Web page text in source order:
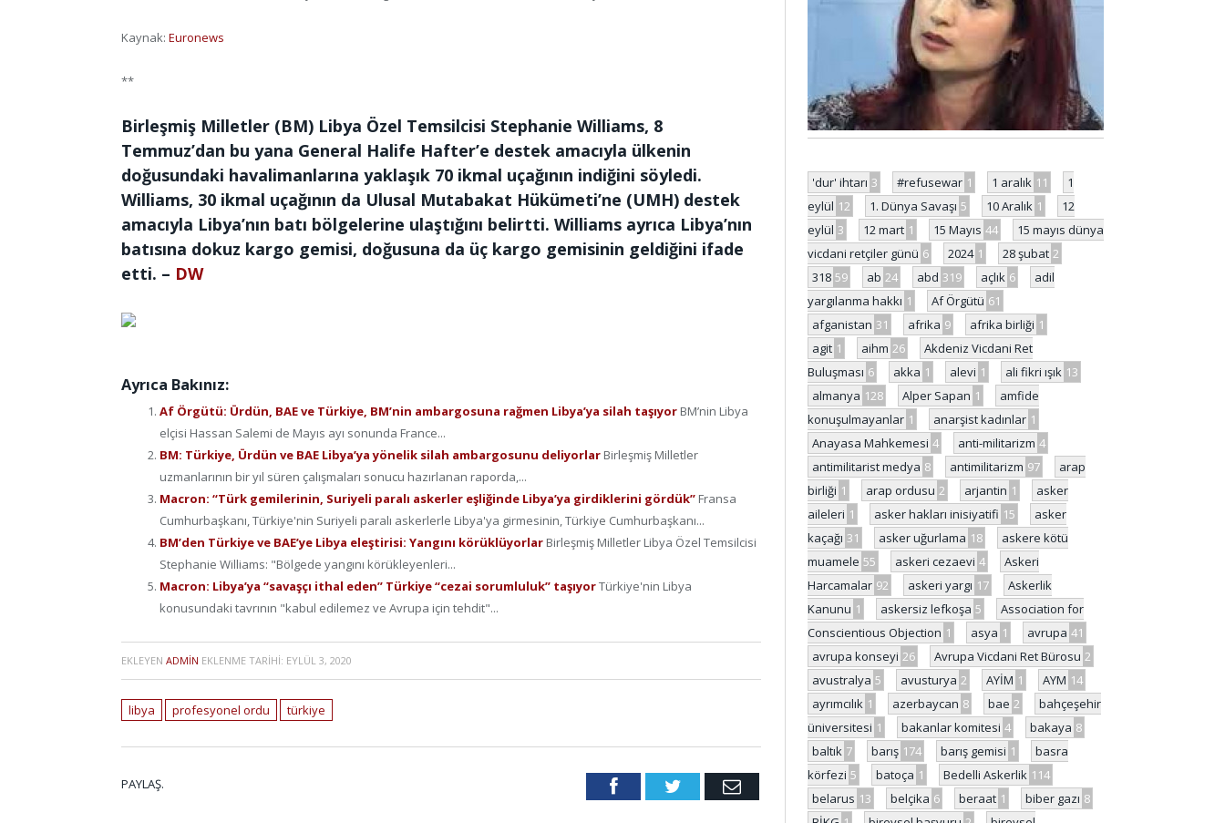
Kaynak: Euronews
**
Birleşmiş Milletler (BM) Libya Özel Temsilcisi Stephanie Williams, 8
Temmuz’dan bu yana General Halife Hafter’e destek amacıyla ülkenin
doğusundaki havalimanlarına yaklaşık 70 ikmal uçağının indiğini söyledi.
Williams, 30 ikmal uçağının da Ulusal Mutabakat Hükümeti’ne (UMH) destek
amacıyla Libya’nın batı bölgelerine ulaştığını belirtti. Williams ayrıca Libya’nın
batısına dokuz kargo gemisi, doğusuna da üç kargo gemisinin geldiğini ifade
etti. – DW
Ayrıca Bakınız:
Af Örgütü: Ürdün, BAE ve Türkiye, BM’nin ambargosuna rağmen Libya’ya silah taşıyor BM’nin Libya
elçisi Hassan Salemi de Mayıs ayı sonunda France...
BM: Türkiye, Ürdün ve BAE Libya’ya yönelik silah ambargosunu deliyorlar Birleşmiş Milletler
uzmanlarının bir yıl süren çalışmaları sonucu hazırlanan raporda,...
Macron: “Türk gemilerinin, Suriyeli paralı askerler eşliğinde Libya’ya girdiklerini gördük” Fransa
Cumhurbaşkanı, Türkiye'nin Suriyeli paralı askerlerle Libya'ya girmesinin, Türkiye Cumhurbaşkanı...
BM’den Türkiye ve BAE’ye Libya eleştirisi: Yangını körüklüyorlar Birleşmiş Milletler Libya Özel Temsilcisi
Stephanie Williams: "Bölgede yangını körükleyenleri...
Macron: Libya’ya “savaşçı ithal eden” Türkiye “cezai sorumluluk” taşıyorTürkiye'nin Libya
konusundaki tavrının "kabul edilemez ve Avrupa için tehdit"...
EKLEYEN ADMIN EKLENME TARIHI: EYLÜL 3, 2020
libya profesyonel ordu türkiye
PAYLAŞ. FacebookTwitter Email
'dur' ihtarı 3 #refusewar 1 1 aralık 11
1
eylül 12 1. Dünya Savaşı 5 10 Aralık 1
12
eylül 3 12 mart 1 15 Mayıs 44
15 mayıs dünya
vicdani retçiler günü 6 2024 1 28 şubat 2
318 59 ab 24 abd 319 açlık 6
adil
yargılanma hakkı 1 Af Örgütü 61
afganistan 31 afrika 9 afrika birliği 1
agit 1 aihm 26
Akdeniz Vicdani Ret
Buluşması 6 akka 1 alevi 1 ali fikri ışık 13
almanya 128 Alper Sapan 1
amfide
konuşulmayanlar 1 anarşist kadınlar 1
Anayasa Mahkemesi 4 anti-militarizm 4
antimilitarist medya 8 antimilitarizm 97
arap
birliği 1 arap ordusu 2 arjantin 1
asker
aileleri 1 asker hakları inisiyatifi 15
asker
kaçağı 31 asker uğurlama 18
askere kötü
muamele 55 askeri cezaevi 4
Askeri
Harcamalar 92 askeri yargı 17
Askerlik
Kanunu 1 askersiz lefkoşa 5
Association for
Conscientious Objection 1 asya 1 avrupa 41
avrupa konseyi 26 Avrupa Vicdani Ret Bürosu 2
avustralya 5 avusturya 2 AYİM 1 AYM 14
ayrımcılık 1 azerbaycan 8 bae 2
bahçeşehir
üniversitesi 1 bakanlar komitesi 4 bakaya 8
baltık 7 barış 174 barış gemisi 1
basra
körfezi 5 batoça 1 Bedelli Askerlik 114
belarus 13 belçika 6 beraat 1 biber gazı 8